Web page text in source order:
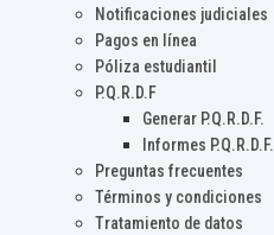
Notificaciones judiciales
Pagos en línea
Póliza estudiantil
P.Q.R.D.F
Generar P.Q.R.D.F.
Informes P.Q.R.D.F.
Preguntas frecuentes
Términos y condiciones
Tratamiento de datos